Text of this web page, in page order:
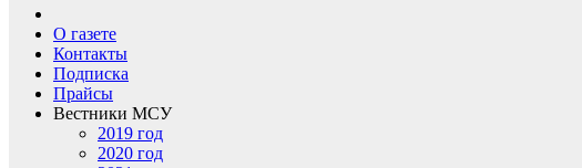
О газете
Контакты
Подписка
Прайсы
Вестники МСУ
2019 год
2020 год